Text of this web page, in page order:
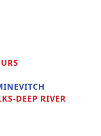
DEEP RIVER